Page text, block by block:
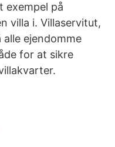
exempel på
villa i. Villaservitut,
ejendomme
for at sikre